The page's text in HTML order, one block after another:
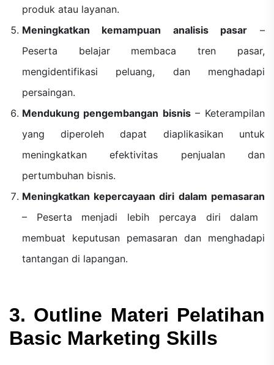
produk atau layanan.
Meningkatkan kemampuan analisis pasar –
Peserta belajar membaca tren pasar,
mengidentifikasi peluang, dan menghadapi
persaingan.
Mendukung pengembangan bisnis– Keterampilan
yang diperoleh dapat diaplikasikan untuk
meningkatkan efektivitas penjualan dan
pertumbuhan bisnis.
Meningkatkan kepercayaan diri dalam pemasaran
– Peserta menjadi lebih percaya diri dalam
membuat keputusan pemasaran dan menghadapi
tantangan di lapangan.
3. Outline Materi Pelatihan
Basic Marketing Skills